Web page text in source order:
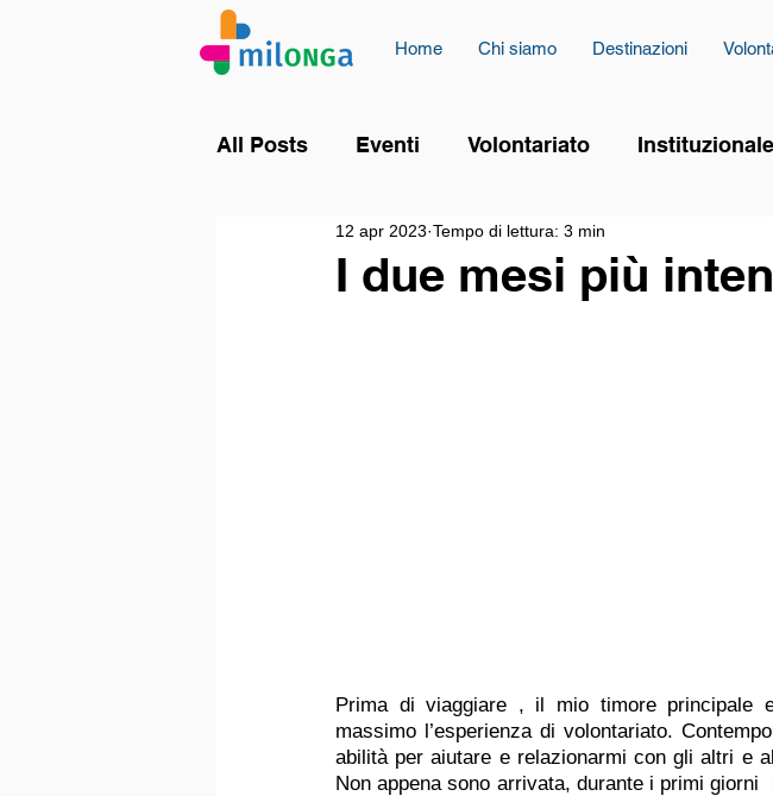
Home Chi siamo Destinazioni
All Posts Eventi Volontariato Instituzionale
I due mesi più
12 apr 2023 Tempo di lettura: 3 min
Prima di viaggiare , il mio timore principale
massimo l’esperienza di volontariato.
abilità per aiutare e relazionarmi con gli altri e
Non appena sono arrivata, durante i primi